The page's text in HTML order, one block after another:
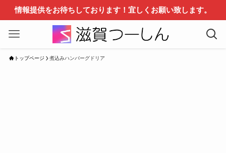
情報提供をお待ちしております！宜しくお願い致します。
トップページ 煮込みハンバーグドリア